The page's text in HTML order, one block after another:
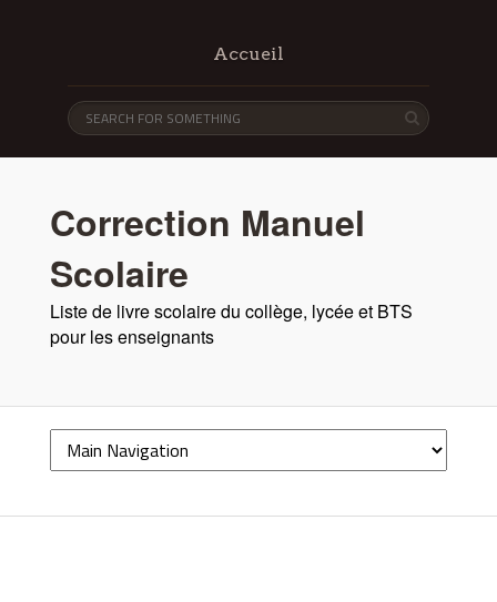
Accueil
Correction Manuel
Scolaire
Liste de livre scolaire du collège, lycée et BTS
pour les enseignants